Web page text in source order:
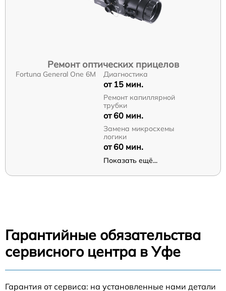
Ремонт оптических прицелов
Fortuna General One 6M Диагностика
от 15 мин.
Ремонт капиллярной
трубки
от 60 мин.
Замена микросхемы
логики
от 60 мин.
Показать ещё...
Гарантийные обязательства
сервисного центра в Уфе
Гарантия от сервиса: на установленные нами детали